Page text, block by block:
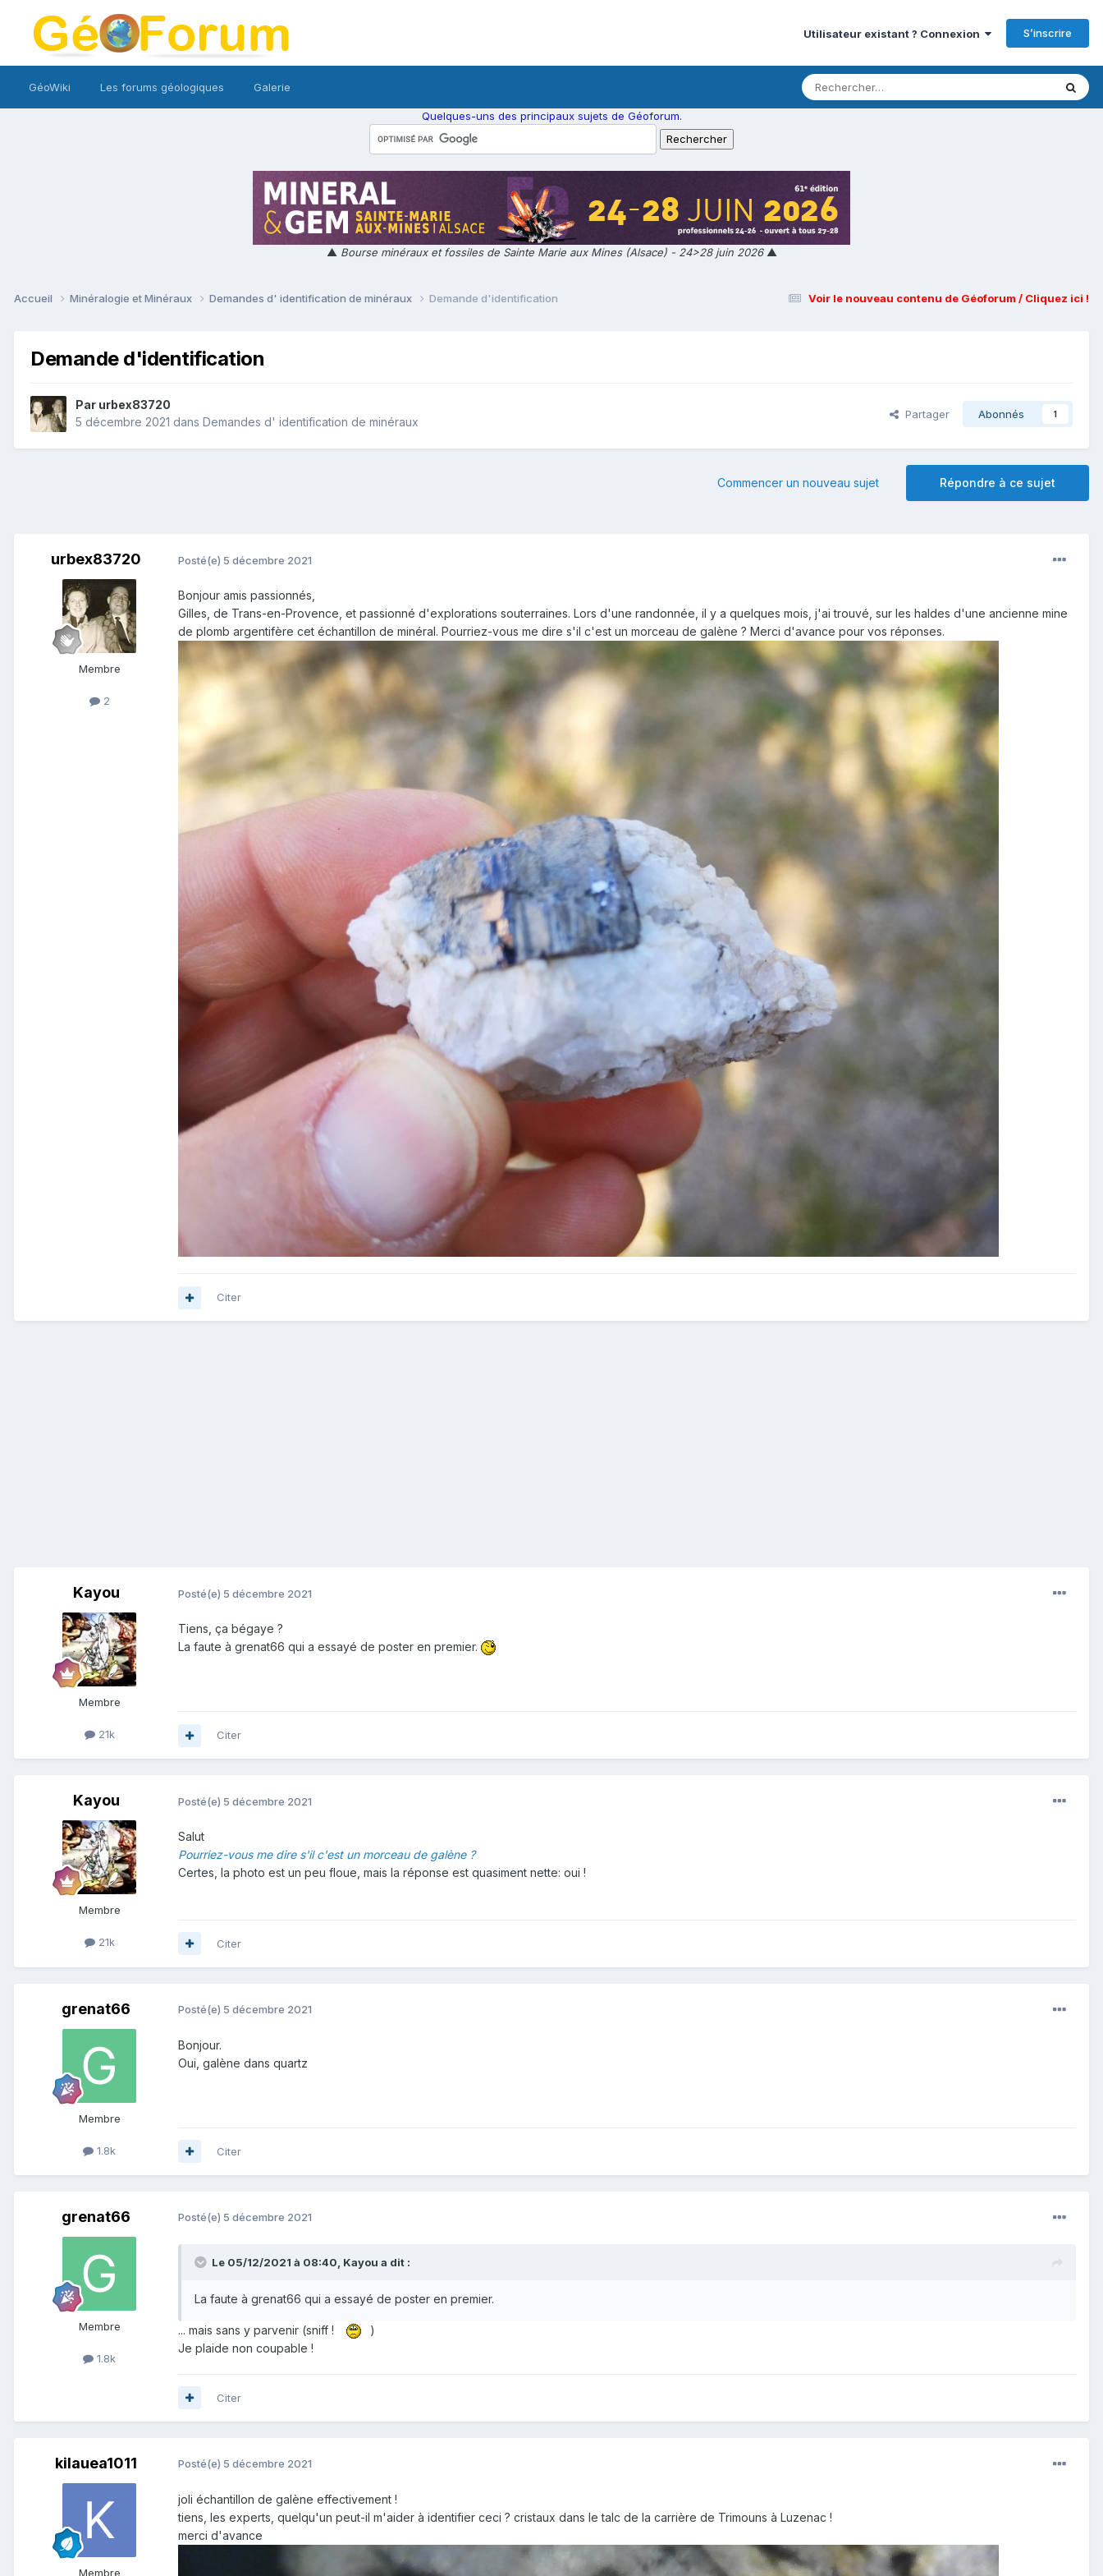
Utilisateur existant ? Connexion S’inscrire
GéoWiki Les forums géologiques Galerie
Quelques-uns des principaux sujets de Géoforum.
▲ Bourse minéraux et fossiles de Sainte Marie aux Mines (Alsace) - 24>28 juin 2026▲
Voir le nouveau contenu de Géoforum / Cliquez ici !
Accueil Minéralogie et Minéraux Demandes d' identification de minéraux Demande d'identification
Demande d'identification
Par urbex83720
5 décembre 2021 dans Demandes d' identification de minéraux
Partager Abonnés 1
Répondre à ce sujet
Commencer un nouveau sujet
urbex83720
Membre
2
Posté(e) 5 décembre 2021
Bonjour amis passionnés,
Gilles, de Trans-en-Provence, et passionné d'explorations souterraines. Lors d'une randonnée, il y a quelques mois, j'ai trouvé, sur les haldes d'une ancienne mine
de plomb argentifère cet échantillon de minéral. Pourriez-vous me dire s'il c'est un morceau de galène ? Merci d'avance pour vos réponses.
Citer
Kayou
Membre
21k
Posté(e) 5 décembre 2021
Tiens, ça bégaye ?
La faute à grenat66 qui a essayé de poster en premier.
Citer
Kayou
Membre
21k
Posté(e) 5 décembre 2021
Salut
Pourriez-vous me dire s'il c'est un morceau de galène ?
Certes, la photo est un peu floue, mais la réponse est quasiment nette: oui !
Citer
grenat66
Membre
1.8k
Posté(e) 5 décembre 2021
Bonjour.
Oui, galène dans quartz
Citer
grenat66
Membre
1.8k
Posté(e) 5 décembre 2021
Le 05/12/2021 à 08:40, Kayou a dit :
La faute à grenat66 qui a essayé de poster en premier.
... mais sans y parvenir (sniff !
)
Je plaide non coupable !
Citer
kilauea1011
Membre
Posté(e) 5 décembre 2021
joli échantillon de galène effectivement !
tiens, les experts, quelqu'un peut-il m'aider à identifier ceci ? cristaux dans le talc de la carrière de Trimouns à Luzenac !
merci d'avance